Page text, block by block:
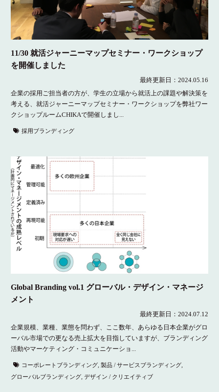
11/30 就活ジャーニーマップセミナー・ワークショップ
を開催しました
最終更新日： 2024.05.16
企業の採用ご担当者の方が、学生の立場から就活上の課題や解決策を
考える、就活ジャーニーマップセミナー・ワークショップを弊社ワー
クショップルームCHIKAで開催しまし...
採用ブランディング
Global Branding vol.1 グローバル・デザイン・マネージ
メント
最終更新日： 2024.07.12
企業規模、業種、業態を問わず、ここ数年、あらゆる日本企業がグロ
ーバル市場での更なる売上拡大を目指していますが、ブランディング
活動やマーケティング・コミュニケーショ...
コーポレートブランディング ,製品 / サービスブランディング
グローバルブランディング ,デザイン / クリエイティブ